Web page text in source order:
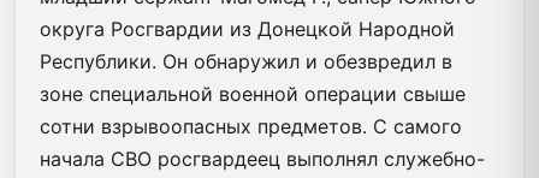
округа Росгвардии из Донецкой Народной
Республики. Он обнаружил и обезвредил в
зоне специальной военной операции свыше
сотни взрывоопасных предметов. С самого
начала СВО росгвардеец выполнял служебно-